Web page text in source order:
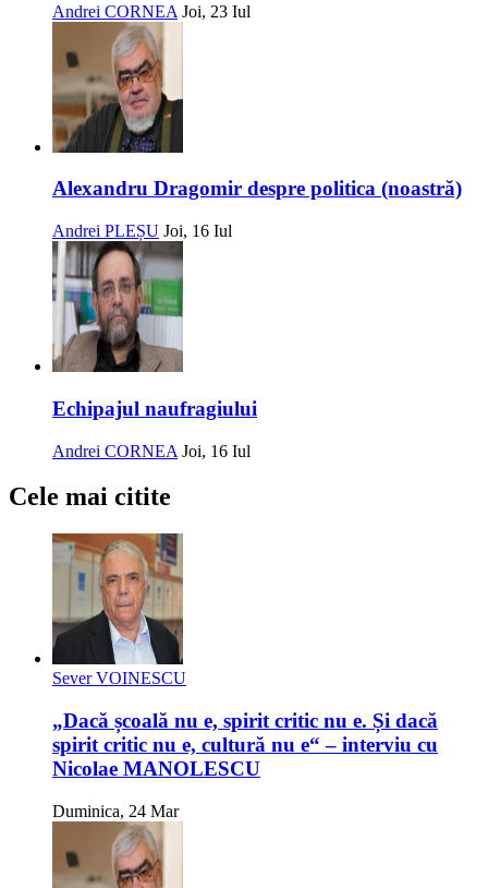
Andrei CORNEA Joi, 23 Iul
Alexandru Dragomir despre politica (noastră)
Andrei PLEȘU Joi, 16 Iul
Echipajul naufragiului
Andrei CORNEA Joi, 16 Iul
Cele mai citite
Sever VOINESCU
„Dacă școală nu e, spirit critic nu e. Și dacă
spirit critic nu e, cultură nu e“ – interviu cu
Nicolae MANOLESCU
Duminica, 24 Mar